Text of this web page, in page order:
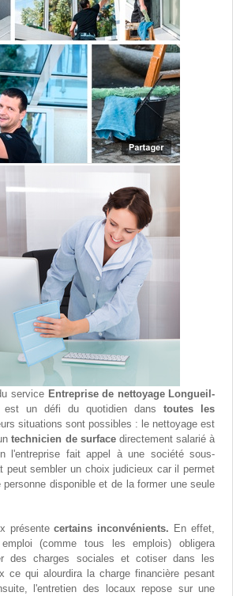
service Entreprise de nettoyage Longueil-
est un défi du quotidien danstoutes les
situations sont possibles : le nettoyage est
technicien de surfacedirectement salarié à
l'entreprise fait appel à une société sous-
peut sembler un choix judicieux car il permet
personne disponible et de la former une seule
présentecertains inconvénients. En effet,
(comme tous les emplois) obligera
des charges sociales et cotiser dans les
ce qui alourdira la charge financière pesant
l'entretien des locaux repose sur une